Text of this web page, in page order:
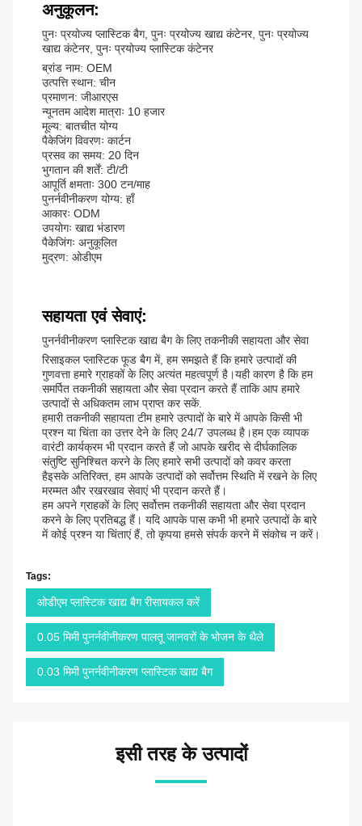
अनुकूलन:
पुनः प्रयोज्य प्लास्टिक बैग, पुनः प्रयोज्य खाद्य कंटेनर, पुनः प्रयोज्य
खाद्य कंटेनर, पुनः प्रयोज्य प्लास्टिक कंटेनर
ब्रांड नाम: OEM
उत्पत्ति स्थान: चीन
प्रमाणन: जीआरएस
न्यूनतम आदेश मात्राः 10 हजार
मूल्य: बातचीत योग्य
पैकेजिंग विवरणः कार्टन
प्रसव का समय: 20 दिन
भुगतान की शर्तें: टी/टी
आपूर्ति क्षमताः 300 टन/माह
पुनर्नवीनीकरण योग्य: हाँ
आकारः ODM
उपयोगः खाद्य भंडारण
पैकेजिंगः अनुकूलित
मुद्रण: ओडीएम
सहायता एवं सेवाएं:
पुनर्नवीनीकरण प्लास्टिक खाद्य बैग के लिए तकनीकी सहायता और सेवा
रिसाइकल प्लास्टिक फूड बैग में, हम समझते हैं कि हमारे उत्पादों की
गुणवत्ता हमारे ग्राहकों के लिए अत्यंत महत्वपूर्ण है।यही कारण है कि हम
समर्पित तकनीकी सहायता और सेवा प्रदान करते हैं ताकि आप हमारे
उत्पादों से अधिकतम लाभ प्राप्त कर सकें.
हमारी तकनीकी सहायता टीम हमारे उत्पादों के बारे में आपके किसी भी
प्रश्न या चिंता का उत्तर देने के लिए 24/7 उपलब्ध है।हम एक व्यापक
वारंटी कार्यक्रम भी प्रदान करते हैं जो आपके खरीद से दीर्घकालिक
संतुष्टि सुनिश्चित करने के लिए हमारे सभी उत्पादों को कवर करता
हैइसके अतिरिक्त, हम आपके उत्पादों को सर्वोत्तम स्थिति में रखने के लिए
मरम्मत और रखरखाव सेवाएं भी प्रदान करते हैं।
हम अपने ग्राहकों के लिए सर्वोत्तम तकनीकी सहायता और सेवा प्रदान
करने के लिए प्रतिबद्ध हैं। यदि आपके पास कभी भी हमारे उत्पादों के बारे
में कोई प्रश्न या चिंताएं हैं, तो कृपया हमसे संपर्क करने में संकोच न करें।
Tags:
ओडीएम प्लास्टिक खाद्य बैग रीसायकल करें
0.05 मिमी पुनर्नवीनीकरण पालतू जानवरों के भोजन के थैले
0.03 मिमी पुनर्नवीनीकरण प्लास्टिक खाद्य बैग
इसी तरह के उत्पादों